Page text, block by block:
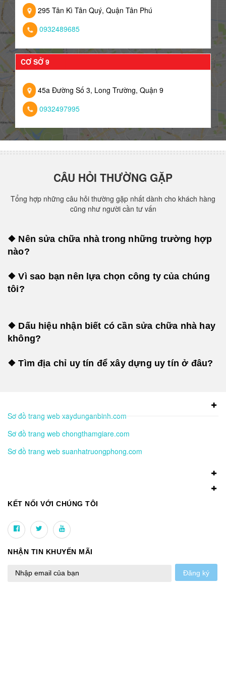
295 Tân Kì Tân Quý, Quận Tân Phú
0932489685
CƠ SỞ 9
45a Đường Số 3, Long Trường, Quận 9
0932497995
CÂU HỎI THƯỜNG GẶP
Tổng hợp những câu hỏi thường gặp nhất dành cho khách hàng
cũng như người cần tư vấn
❖ Nên sửa chữa nhà trong những trường hợp
nào?
❖ Vì sao bạn nên lựa chọn công ty của chúng
tôi?
❖ Dấu hiệu nhận biết có cần sửa chữa nhà hay
không?
❖ Tìm địa chỉ uy tín để xây dựng uy tín ở đâu?
Sơ đồ trang web xaydunganbinh.com
Sơ đồ trang web chongthamgiare.com
Sơ đồ trang web suanhatruongphong.com
KẾT NỐI VỚI CHÚNG TÔI
NHẬN TIN KHUYẾN MÃI
Đăng ký